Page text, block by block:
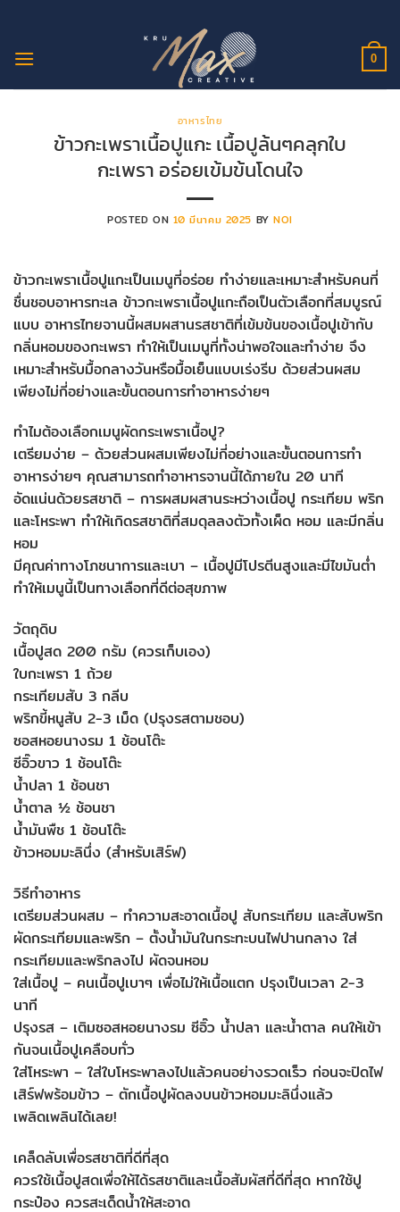
ยัง
0
อาหารไทย
ข้าวกะเพราเนื้อปูแกะ เนื้อปูล้นๆคลุกใบ
กะเพรา อร่อยเข้มข้นโดนใจ
POSTED ON 10 มีนาคม 2025 BYNOI
ข้าวกะเพราเนื้อปูแกะเป็นเมนูที่อร่อย ทำง่ายและเหมาะสำหรับคนที่
ชื่นชอบอาหารทะเล ข้าวกะเพราเนื้อปูแกะถือเป็นตัวเลือกที่สมบูรณ์
แบบ อาหารไทยจานนี้ผสมผสานรสชาติที่เข้มข้นของเนื้อปูเข้ากับ
กลิ่นหอมของกะเพรา ทำให้เป็นเมนูที่ทั้งน่าพอใจและทำง่าย จึง
เหมาะสำหรับมื้อกลางวันหรือมื้อเย็นแบบเร่งรีบ ด้วยส่วนผสม
เพียงไม่กี่อย่างและขั้นตอนการทำอาหารง่ายๆ
ทำไมต้องเลือกเมนูผัดกระเพราเนื้อปู?
เตรียมง่าย – ด้วยส่วนผสมเพียงไม่กี่อย่างและขั้นตอนการทำ
อาหารง่ายๆ คุณสามารถทำอาหารจานนี้ได้ภายใน 20 นาที
อัดแน่นด้วยรสชาติ – การผสมผสานระหว่างเนื้อปู กระเทียม พริก
และโหระพา ทำให้เกิดรสชาติที่สมดุลลงตัวทั้งเผ็ด หอม และมีกลิ่น
หอม
มีคุณค่าทางโภชนาการและเบา – เนื้อปูมีโปรตีนสูงและมีไขมันต่ำ
ทำให้เมนูนี้เป็นทางเลือกที่ดีต่อสุขภาพ
วัตถุดิบ
เนื้อปูสด 200 กรัม (ควรเก็บเอง)
ใบกะเพรา 1 ถ้วย
กระเทียมสับ 3 กลีบ
พริกขี้หนูสับ 2-3 เม็ด (ปรุงรสตามชอบ)
ซอสหอยนางรม 1 ช้อนโต๊ะ
ซีอิ๊วขาว 1 ช้อนโต๊ะ
น้ำปลา 1 ช้อนชา
น้ำตาล ½ ช้อนชา
น้ำมันพืช 1 ช้อนโต๊ะ
ข้าวหอมมะลินึ่ง (สำหรับเสิร์ฟ)
วิธีทำอาหาร
เตรียมส่วนผสม – ทำความสะอาดเนื้อปู สับกระเทียม และสับพริก
ผัดกระเทียมและพริก – ตั้งน้ำมันในกระทะบนไฟปานกลาง ใส่
กระเทียมและพริกลงไป ผัดจนหอม
ใส่เนื้อปู – คนเนื้อปูเบาๆ เพื่อไม่ให้เนื้อแตก ปรุงเป็นเวลา 2-3
นาที
ปรุงรส – เติมซอสหอยนางรม ซีอิ๊ว น้ำปลา และน้ำตาล คนให้เข้า
กันจนเนื้อปูเคลือบทั่ว
ใส่โหระพา – ใส่ใบโหระพาลงไปแล้วคนอย่างรวดเร็ว ก่อนจะปิดไฟ
เสิร์ฟพร้อมข้าว – ตักเนื้อปูผัดลงบนข้าวหอมมะลินึ่งแล้ว
เพลิดเพลินได้เลย!
เคล็ดลับเพื่อรสชาติที่ดีที่สุด
ควรใช้เนื้อปูสดเพื่อให้ได้รสชาติและเนื้อสัมผัสที่ดีที่สุด หากใช้ปู
กระป๋อง ควรสะเด็ดน้ำให้สะอาด